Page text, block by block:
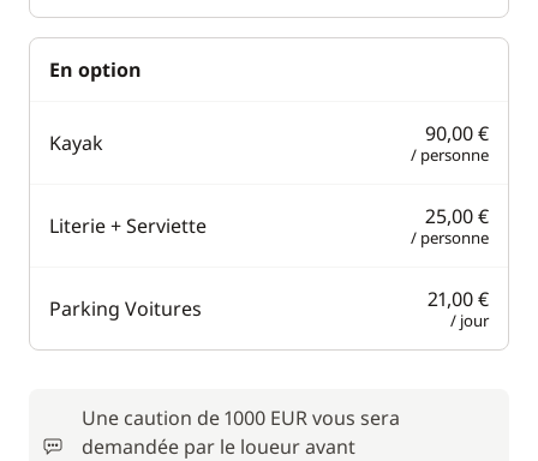
En option
Kayak 90,00 €
/ personne
Literie + Serviette 25,00 €
/ personne
Parking Voitures 21,00 €
/ jour
Une caution de 1000 EUR vous sera
demandée par le loueur avant